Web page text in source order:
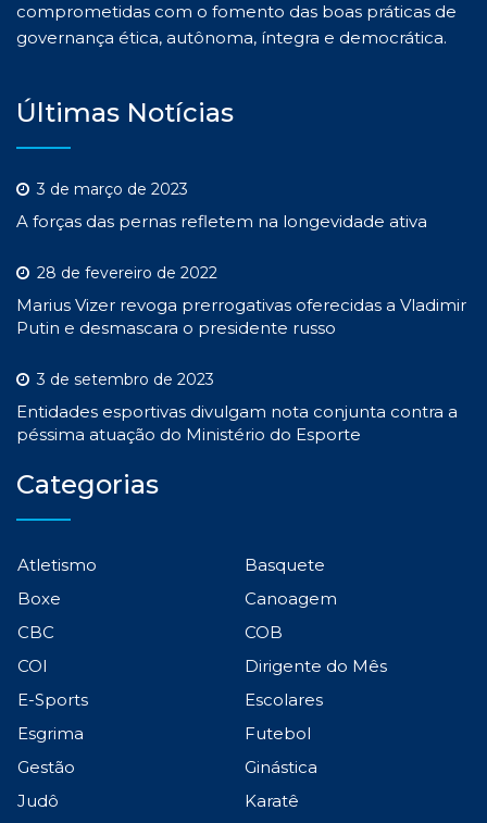
comprometidas com o fomento das boas práticas de
governança ética, autônoma, íntegra e democrática.
Últimas Notícias
3 de março de 2023
A forças das pernas refletem na longevidade ativa
28 de fevereiro de 2022
Marius Vizer revoga prerrogativas oferecidas a Vladimir
Putin e desmascara o presidente russo
3 de setembro de 2023
Entidades esportivas divulgam nota conjunta contra a
péssima atuação do Ministério do Esporte
Categorias
Atletismo
Basquete
Boxe
Canoagem
CBC
COB
COI
Dirigente do Mês
E-Sports
Escolares
Esgrima
Futebol
Gestão
Ginástica
Judô
Karatê